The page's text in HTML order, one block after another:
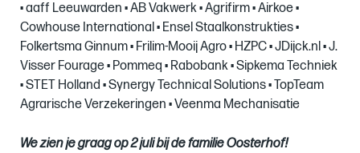
• aaff Leeuwarden • AB Vakwerk • Agrifirm • Airkoe •
Cowhouse International • Ensel Staalkonstrukties •
Folkertsma Ginnum • Frilim-Mooij Agro • HZPC • JDijck.nl • J.
Visser Fourage • Pommeq • Rabobank • Sipkema Techniek
• STET Holland • Synergy Technical Solutions • TopTeam
Agrarische Verzekeringen • Veenma Mechanisatie
We zien je graag op 2 juli bij de familie Oosterhof!